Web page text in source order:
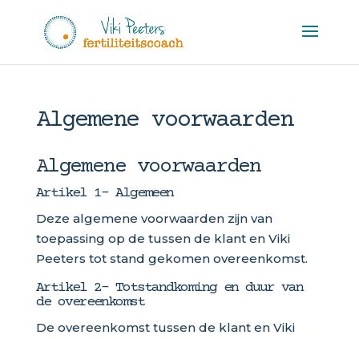
Algemene voorwaarden
Algemene voorwaarden
Artikel 1- Algemeen
Deze algemene voorwaarden zijn van
toepassing op de tussen de klant en Viki
Peeters tot stand gekomen overeenkomst.
Artikel 2- Totstandkoming en duur van
de overeenkomst
De overeenkomst tussen de klant en Viki